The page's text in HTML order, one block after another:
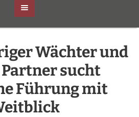
Wächter und
sucht
Führung mit